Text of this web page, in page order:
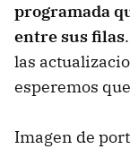
programada
entre sus filas
las
esperemos
Imagen de